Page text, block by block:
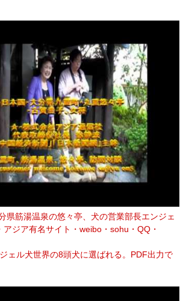
県筋湯温泉の悠々亭、犬の営業部長エンジェ
アジア有名サイト・weibo・sohu・QQ・
ジェル犬世界の8頭犬に選ばれる。PDF出力で